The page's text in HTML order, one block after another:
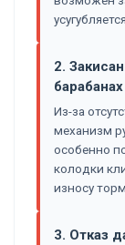
2.
барабанах
Из-за
механизм
особенно
колодки
износу
3. Отказ